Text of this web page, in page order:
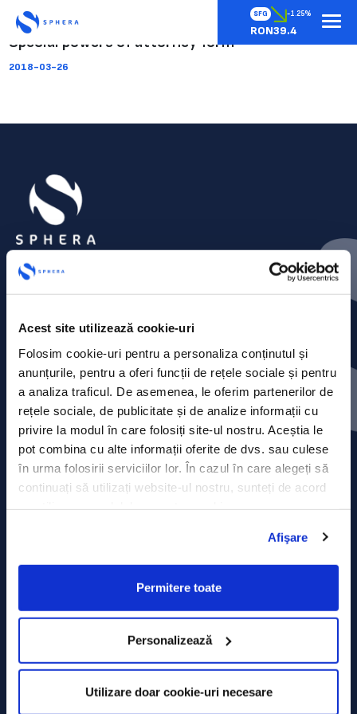
Acest site utilizează cookie-uri
Folosim cookie-uri pentru a personaliza conținutul și
anunțurile, pentru a oferi funcții de rețele sociale și pentru
a analiza traficul. De asemenea, le oferim partenerilor de
rețele sociale, de publicitate și de analize informații cu
privire la modul în care folosiți site-ul nostru. Aceștia le
pot combina cu alte informații oferite de dvs. sau culese
în urma folosirii serviciilor lor. În cazul în care alegeți să
continuați să utilizați website-ul nostru, sunteți de acord
Afişare
Permitere toate
Personalizează
Utilizare doar cookie-uri necesare
SFG -1.25%
RON39.4
Special powers of attorney form
2018-03-26
Press releases
Privacy Policy
Contact
Data Processing policy
Cookie policy